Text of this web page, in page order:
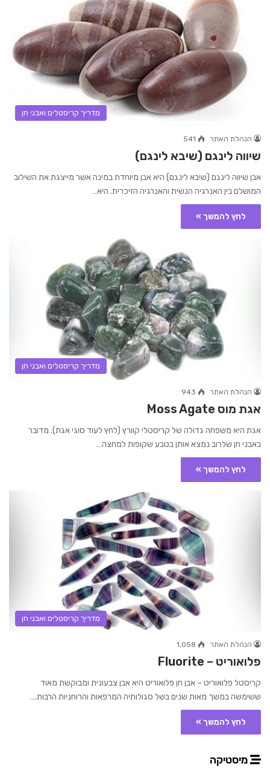
מדריך קריסטלים ואבני חן
הנהלת האתר 541
שיווה לינגם (שיבא לינגם)
אבן שיווה לינגם (שיבא לינגם) היא אבן מיוחדת במינה אשר מייצגת את השילוב
המושלם בין האנרגיה הנשית והאנרגיה הזיכרית. היא…
לחץ להמשך »
מדריך קריסטלים ואבני חן
הנהלת האתר 943
אגת מוס Moss Agate
אגת היא משפחה גדולה של קריסטלי קוורץ (לחץ לעוד סוגי אגת). מדובר
באבני חן שלרוב נמצא אותן בטבע שקופות למחצה…
לחץ להמשך »
מדריך קריסטלים ואבני חן
הנהלת האתר 1,058
פלואוריט – Fluorite
קריסטל פלואוריט – אבן חן פלואוריט היא אבן צבעונית ומבוקשת מאוד
ששימשה במשך מאות שנים בשל סגולותיה המרפאות והרוחניות הרבות.…
לחץ להמשך »
מיסטיקה